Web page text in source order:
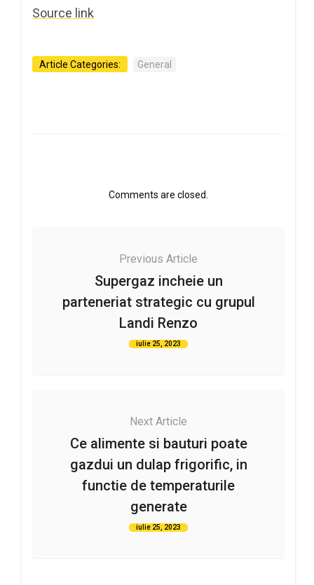
Source link
Article Categories: General
Comments are closed.
Previous Article
Supergaz incheie un
parteneriat strategic cu grupul
Landi Renzo
iulie 25, 2023
Next Article
Ce alimente si bauturi poate
gazdui un dulap frigorific, in
functie de temperaturile
generate
iulie 25, 2023